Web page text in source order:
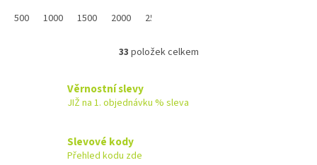
online a po...
500 1000 1500 2000 2500
O
á
d
33 položek celkem
Věrnostní slevy
JIŽ na 1. objednávku % sleva
Slevové kody
Přehled kodu zde